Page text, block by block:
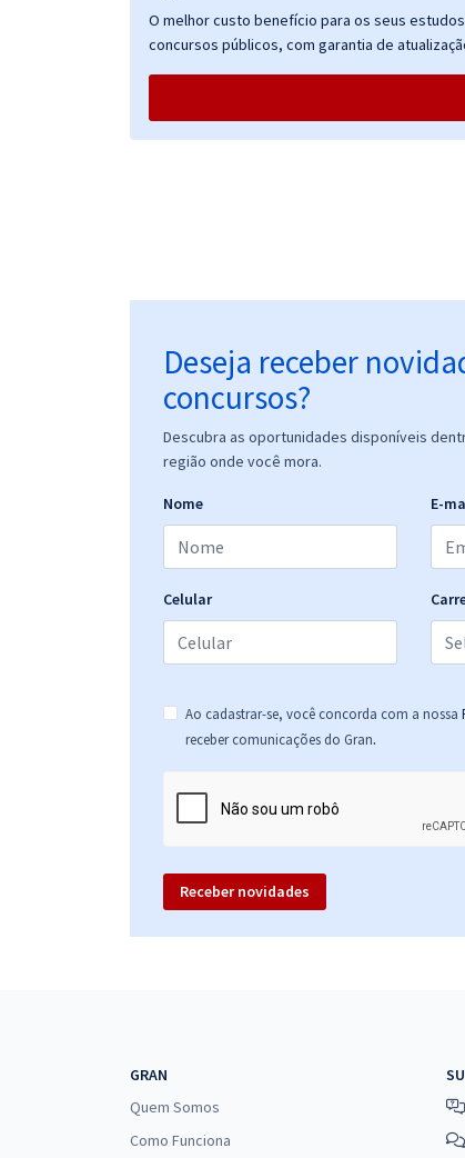
O melhor custo benefício para os seus
concursos públicos, com garantia de
Deseja receber
concursos?
Descubra as oportunidades disponíveis
região onde você mora.
Nome E-
Celular
Ao cadastrar-se, você concorda com a nossa
receber comunicações do Gran.
Receber novidades
GRAN
Quem Somos
Como Funciona